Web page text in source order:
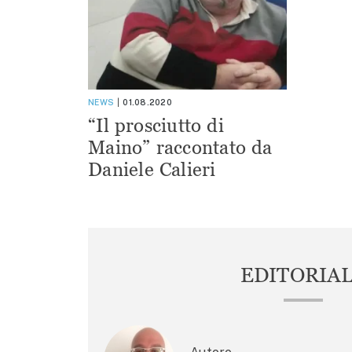
NEWS 01.08.2020
“Il prosciutto di
Maino” raccontato da
Daniele Calieri